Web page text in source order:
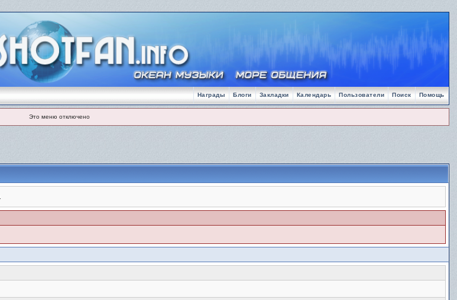
Помощь
Поиск
Пользователи
Календарь
Закладки
Блоги
Награды
Это меню отключено